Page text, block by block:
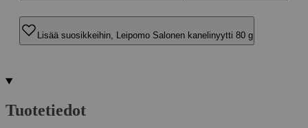
Lisää suosikkeihin, Leipomo Salonen kanelinyytti 80 g
Tuotetiedot